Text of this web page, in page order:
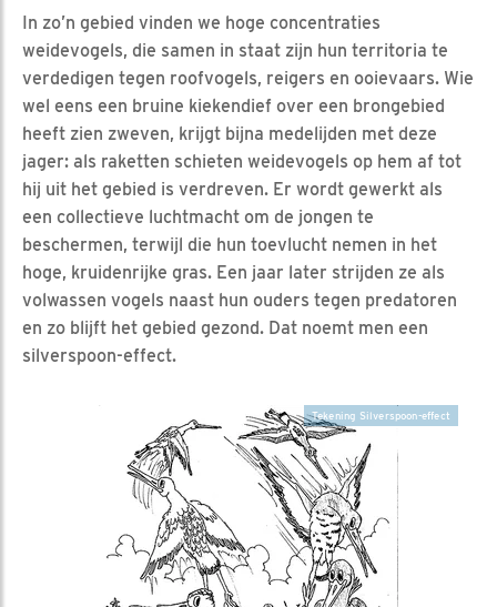
In zo’n gebied vinden we hoge concentraties
weidevogels, die samen in staat zijn hun territoria te
verdedigen tegen roofvogels, reigers en ooievaars. Wie
wel eens een bruine kiekendief over een brongebied
heeft zien zweven, krijgt bijna medelijden met deze
jager: als raketten schieten weidevogels op hem af tot
hij uit het gebied is verdreven. Er wordt gewerkt als
een collectieve luchtmacht om de jongen te
beschermen, terwijl die hun toevlucht nemen in het
hoge, kruidenrijke gras. Een jaar later strijden ze als
volwassen vogels naast hun ouders tegen predatoren
en zo blijft het gebied gezond. Dat noemt men een
silverspoon-effect.
Tekening Silverspoon-effect